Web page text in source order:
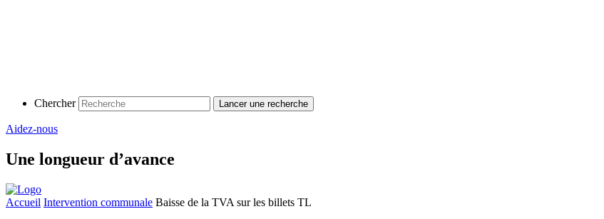
Chercher
Aidez-nous
Une longueur d’avance
Accueil Intervention communale Baisse de la TVA sur les billets TL